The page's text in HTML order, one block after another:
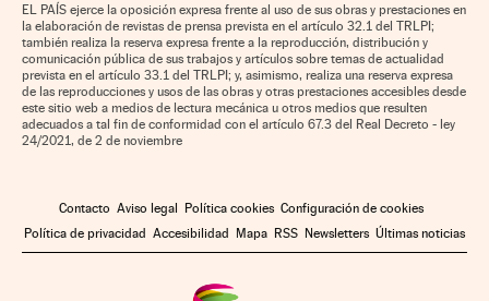
EL PAÍS ejerce la oposición expresa frente al uso de sus obras y prestaciones en
la elaboración de revistas de prensa prevista en el artículo 32.1 del TRLPI;
también realiza la reserva expresa frente a la reproducción, distribución y
comunicación pública de sus trabajos y artículos sobre temas de actualidad
prevista en el artículo 33.1 del TRLPI; y, asimismo, realiza una reserva expresa
de las reproducciones y usos de las obras y otras prestaciones accesibles desde
este sitio web a medios de lectura mecánica u otros medios que resulten
adecuados a tal fin de conformidad con el artículo 67.3 del Real Decreto - ley
24/2021, de 2 de noviembre
Contacto Aviso legal Política cookies Configuración de cookies
Política de privacidad Accesibilidad Mapa RSS Newsletters Últimas noticias